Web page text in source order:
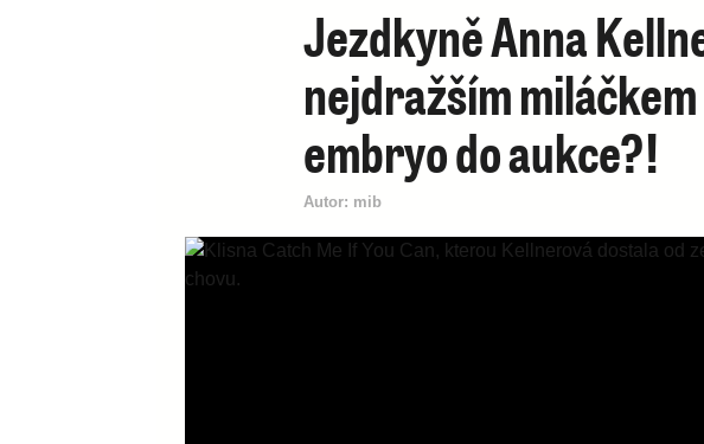
Jezdkyně Anna
nejdražším
embryo do aukce?!
Autor: mib